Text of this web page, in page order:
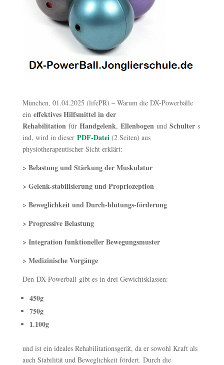
München, 01.04.2025 (lifePR) – Warum die DX-Powerbälle
ein effektives Hilfsmittel in der
Rehabilitation für Handgelenk, Ellenbogen und Schulters
ind, wird in dieser PDF-Datei (2 Seiten) aus
physiotherapeutischer Sicht erklärt:
> Belastung und Stärkung der Muskulatur
> Gelenk-stabilisierung und Propriozeption
> Beweglichkeit und Durch-blutungs-förderung
> Progressive Belastung
> Integration funktioneller Bewegungsmuster
> Medizinische Vorgänge
Den DX-Powerball gibt es in drei Gewichtsklassen:
450g
750g
1.100g
und ist ein ideales Rehabilitationsgerät, da er sowohl Kraft als
auch Stabilität und Beweglichkeit fördert. Durch die